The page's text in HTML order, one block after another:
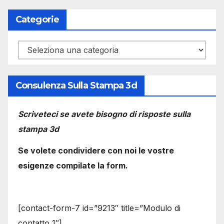
Categorie
Categorie
Consulenza Sulla Stampa 3d
Scriveteci se avete bisogno di risposte sulla
stampa 3d
Se volete condividere con noi le vostre
esigenze compilate la form.
[contact-form-7 id=”9213″ title=”Modulo di